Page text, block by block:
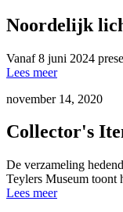
Noordelijk
Vanaf 8 juni 2024
Lees meer
november 14, 2020
Collector's
De verzameling
Teylers Museum toont
Lees meer